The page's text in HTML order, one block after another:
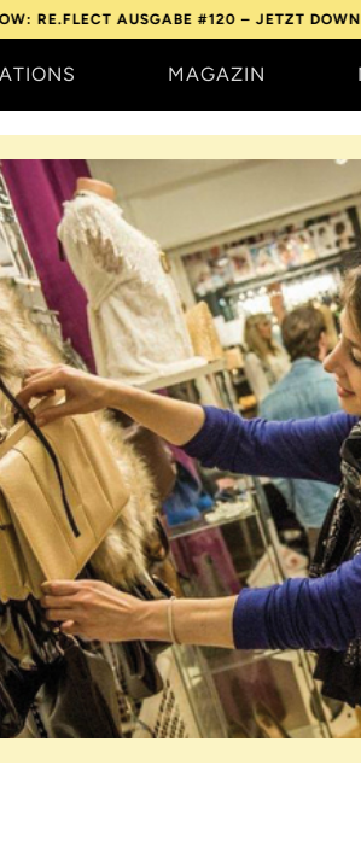
AUSGABE #120 – JETZT DOWNLOADEN
MAGAZIN